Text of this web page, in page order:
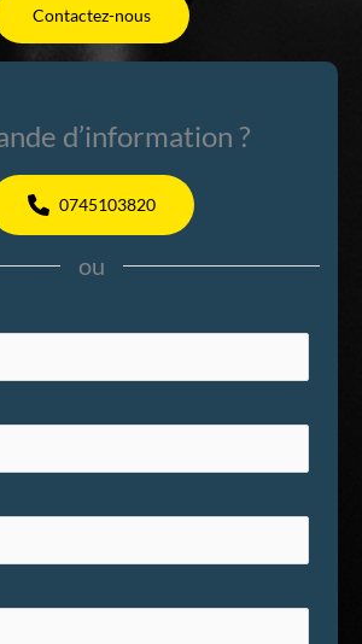
Contactez-nous
d’information ?
0745103820
ou